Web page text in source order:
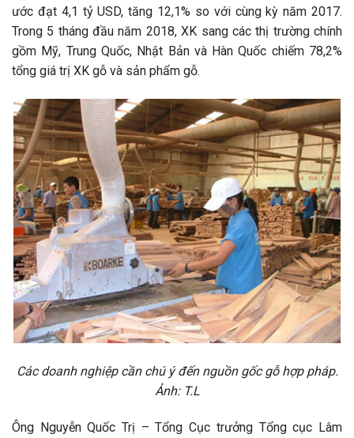
ước đạt 4,1 tỷ USD, tăng 12,1% so với cùng kỳ năm 2017.
Trong 5 tháng đầu năm 2018, XK sang các thị trường chính
gồm Mỹ, Trung Quốc, Nhật Bản và Hàn Quốc chiếm 78,2%
tổng giá trị XK gỗ và sản phẩm gỗ.
Các doanh nghiệp cần chú ý đến nguồn gốc gỗ hợp pháp.
Ảnh: T.L
Ông Nguyễn Quốc Trị – Tổng Cục trưởng Tổng cục Lâm